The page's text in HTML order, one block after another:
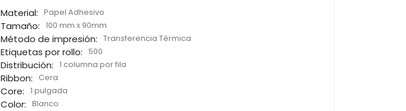
Material: Papel Adhesivo
Tamaño: 100 mm x 90mm
Método de impresión: Transferencia Térmica
Etiquetas por rollo: 500
Distribución: 1 columna por fila
Ribbon: Cera
Core: 1 pulgada
Color: Blanco